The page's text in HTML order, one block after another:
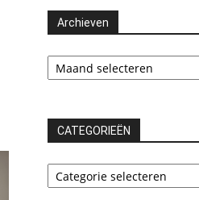
Archieven
Archieven
CATEGORIEËN
CATEGORIEËN